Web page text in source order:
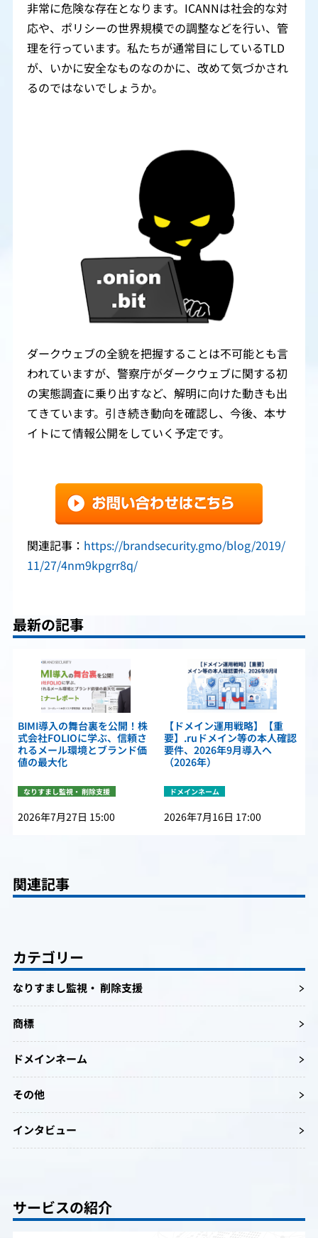
非常に危険な存在となります。ICANNは社会的な対
応や、ポリシーの世界規模での調整などを行い、管
理を行っています。私たちが通常目にしているTLD
が、いかに安全なものなのかに、改めて気づかされ
るのではないでしょうか。
ダークウェブの全貌を把握することは不可能とも言
われていますが、警察庁がダークウェブに関する初
の実態調査に乗り出すなど、解明に向けた動きも出
てきています。引き続き動向を確認し、今後、本サ
イトにて情報公開をしていく予定です。
関連記事：https://brandsecurity.gmo/blog/2019/
11/27/4nm9kpgrr8q/
最新の記事
BIMI導入の舞台裏を公開！株
式会社FOLIOに学ぶ、信頼さ
れるメール環境とブランド価
値の最大化
なりすまし監視・ 削除支援
2026年7月27日 15:00
【ドメイン運用戦略】【重
要】.ruドメイン等の本人確認
要件、2026年9月導入へ
（2026年）
ドメインネーム
2026年7月16日 17:00
関連記事
カテゴリー
なりすまし監視・ 削除支援
商標
ドメインネーム
その他
インタビュー
サービスの紹介